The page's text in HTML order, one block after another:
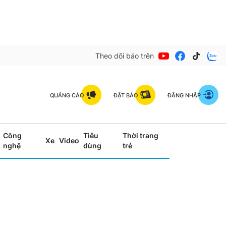
Theo dõi báo trên
QUẢNG CÁO ĐẶT BÁO ĐĂNG NHẬP
Công
nghệ
Xe Video
Tiêu
dùng
Thời trang
trẻ